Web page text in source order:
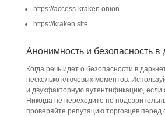
https://access-kraken.onion
https://kraken.site
Анонимность и безопасность в
Когда речь идет о безопасности в
несколько ключевых моментов.
и двухфакторную аутентификацию, если
Никогда не переходите по
проверяйте репутацию торговцев